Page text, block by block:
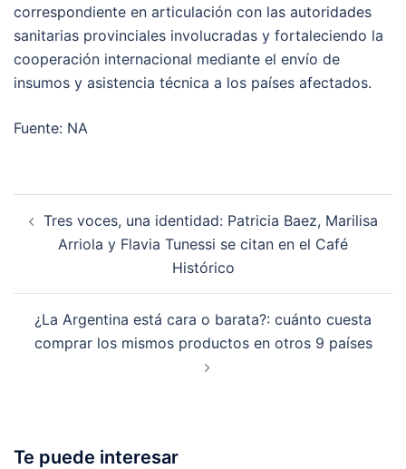
correspondiente en articulación con las autoridades
sanitarias provinciales involucradas y fortaleciendo la
cooperación internacional mediante el envío de
insumos y asistencia técnica a los países afectados.
Fuente: NA
navigation
Tres voces, una identidad: Patricia Baez, Marilisa
Arriola y Flavia Tunessi se citan en el Café
Histórico
¿La Argentina está cara o barata?: cuánto cuesta
comprar los mismos productos en otros 9 países
Te puede interesar